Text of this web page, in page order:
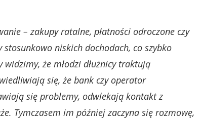
– zakupy ratalne, płatności odroczone czy
niskich dochodach, co szybko
widzimy, że młodzi dłużnicy traktują
się, że bank czy operator
się problemy, odwlekają kontakt z
Tymczasem im później zaczyna się rozmowę,